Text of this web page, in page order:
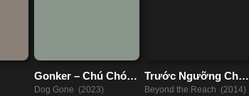
Gonker – Chú Chó
Mất Tích
Dog Gone (2023)
Trước Ngưỡng Chịu
Đựng
Beyond the Reach (2014)